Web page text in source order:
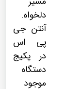
دلخواه.
آنتن جی
پی اس
در پکیج
دستگاه
موجود